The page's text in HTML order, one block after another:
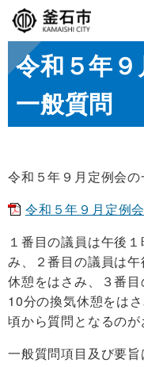
令和５年
一般質問
令和５年９月定例会の
令和５年９月定例
１番目の議員は午後
み、２番目の議員は
休憩をはさみ、３番
10分の換気休憩をは
頃から質問となるのが
一般質問項目及び要